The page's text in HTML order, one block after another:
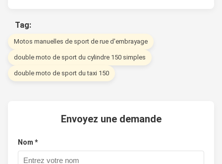
Tag:
Motos manuelles de sport de rue d'embrayage
double moto de sport du cylindre 150 simples
double moto de sport du taxi 150
Envoyez une demande
Nom *